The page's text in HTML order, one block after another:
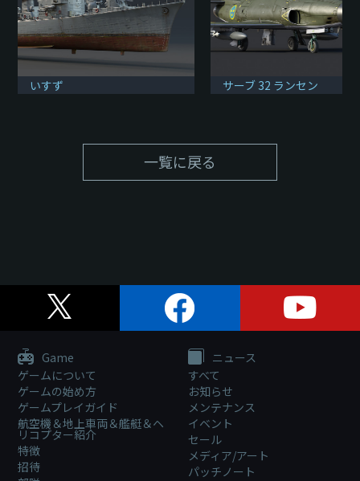
いすず サーブ 32 ランセン
一覧に戻る
Game
ゲームについて
ゲームの始め方
ゲームプレイガイド
航空機＆地上車両＆艦艇＆ヘ
リコプター紹介
特徴
招待
ニュース
すべて
お知らせ
メンテナンス
イベント
セール
メディア/アート
パッチノート